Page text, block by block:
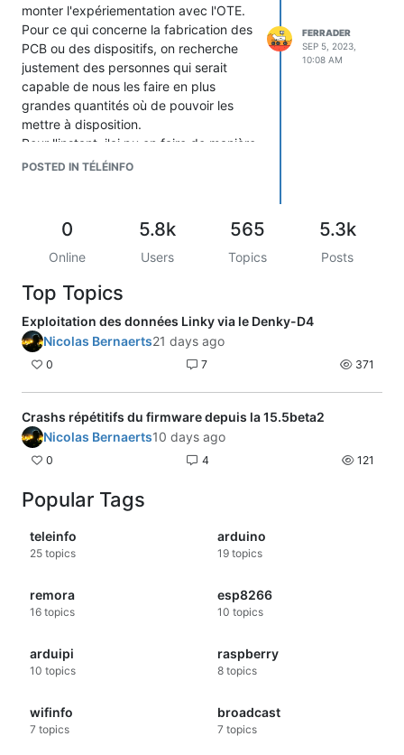
monter l'expériementation avec l'OTE.
Pour ce qui concerne la fabrication des
PCB ou des dispositifs, on recherche
justement des personnes qui serait
capable de nous les faire en plus
grandes quantités où de pouvoir les
mettre à disposition.
Pour l'instant, j'ai pu en faire de manière
artisanale 250 pour l'expérience.
cela, je suis preneur.
Bonne journée,
Jérôme
POSTED IN TÉLÉINFO
FERRADER
SEP 5, 2023,
10:08 AM
0
Online
5.8k
Users
565
Topics
5.3k
Posts
Top Topics
Exploitation des données Linky via le Denky-D4
Nicolas Bernaerts21 days ago
0 7 371
Crashs répétitifs du firmware depuis la 15.5beta2
Nicolas Bernaerts10 days ago
0 4 121
Popular Tags
teleinfo
25 topics
arduino
19 topics
remora
16 topics
esp8266
10 topics
arduipi
10 topics
raspberry
8 topics
wifinfo
7 topics
broadcast
7 topics